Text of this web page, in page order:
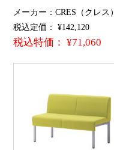
メーカー：CRES（クレス）
税込定価： ¥142,120
税込特価： ¥71,060